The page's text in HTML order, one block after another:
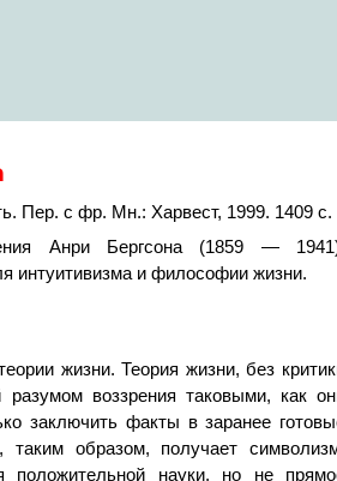
Пер. с фр. Мн.: Харвест, 1999. 1409 с.
Анри Бергсона (1859 —
интуитивизма и философии жизни.
жизни. Теория жизни, без
разумом воззрения таковыми, как
заключить факты в заранее
образом, получает
науки, но не